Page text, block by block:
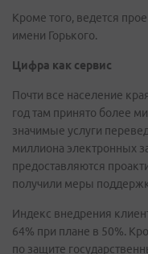
Кроме того, ведется
имени Горького.
Цифра как сервис
Почти все население
год там принято более
значимые услуги
миллиона электронных
предоставляются
получили меры
Индекс внедрения
64% при плане в 50%.
по защите